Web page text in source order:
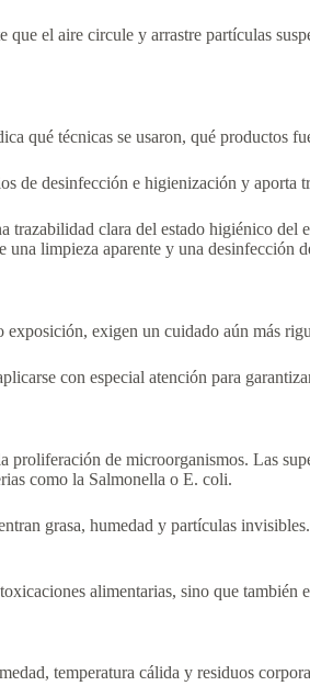
el aire circule y arrastre partículas
qué técnicas se usaron, qué productos
de desinfección e higienización y aporta
trazabilidad clara del estado higiénico del
limpieza aparente y una desinfección
exigen un cuidado aún más
con especial atención para
de microorganismos. Las
como la Salmonella o E. coli.
grasa, humedad y partículas
alimentarias, sino que
temperatura cálida y residuos